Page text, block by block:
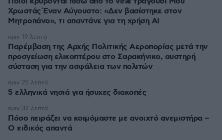
Χρωστάς Έναν Αύγουστο: «Δεν βασίστηκε στον
Μητροπάνο», τι απαντάνε για τη χρήση AI
Παρέμβαση της Αρχής Πολιτικής Αεροπορίας μετά την
προσγείωση ελικοπτέρου στο Σαρακήνικο, αυστηρή
σύσταση για την ασφάλεια των πολιτών
πριν 19 λεπτά
5 ελληνικά νησιά για ήσυχες διακοπές
πριν 25 λεπτά
Πόσο πειράζει να κοιμόμαστε με ανοιχτό ανεμιστήρα –
Ο ειδικός απαντά
πριν 32 λεπτά